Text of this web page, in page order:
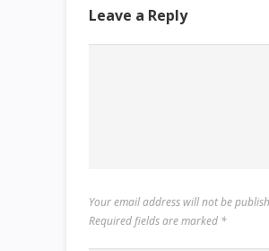
Leave a Reply
Your email address will not be
Required fields are marked *